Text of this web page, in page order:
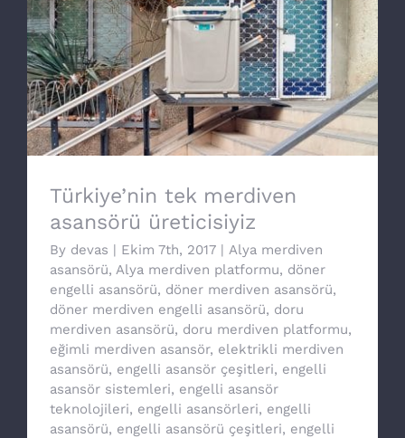
Türkiye’nin tek merdiven asansörü
üreticisiyiz
Türkiye’nin tek merdiven
asansörü üreticisiyiz
By devas | Ekim 7th, 2017 | Alya merdiven
asansörü, Alya merdiven platformu, döner
engelli asansörü, döner merdiven asansörü,
döner merdiven engelli asansörü, doru
merdiven asansörü, doru merdiven platformu,
eğimli merdiven asansör, elektrikli merdiven
asansörü, engelli asansör çeşitleri, engelli
asansör sistemleri, engelli asansör
teknolojileri, engelli asansörleri, engelli
asansörü, engelli asansörü çeşitleri, engelli